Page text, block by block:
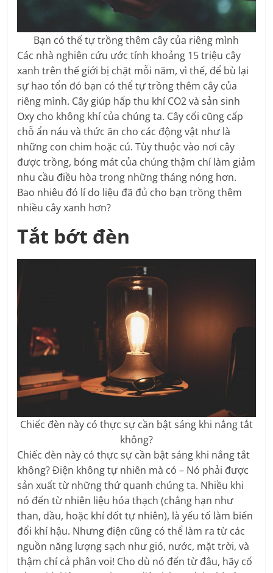
Bạn có thể tự trồng thêm cây của riêng mình
Các nhà nghiên cứu ước tính khoảng 15 triệu cây
xanh trên thế giới bị chặt mỗi năm, vì thế, để bù lại
sự hao tổn đó bạn có thể tự trồng thêm cây của
riêng mình. Cây giúp hấp thu khí CO2 và sản sinh
Oxy cho không khí của chúng ta. Cây cối cũng cấp
chỗ ẩn náu và thức ăn cho các động vật như là
những con chim hoặc cú. Tùy thuộc vào nơi cây
được trồng, bóng mát của chúng thậm chí làm giảm
nhu cầu điều hòa trong những tháng nóng hơn.
Bao nhiêu đó lí do liệu đã đủ cho bạn trồng thêm
nhiều cây xanh hơn?
Tắt bớt đèn
Chiếc đèn này có thực sự cần bật sáng khi nắng tắt
không?
Chiếc đèn này có thực sự cần bật sáng khi nắng tắt
không? Điện không tự nhiên mà có – Nó phải được
sản xuất từ những thứ quanh chúng ta. Nhiều khi
nó đến từ nhiên liệu hóa thạch (chẳng hạn như
than, dầu, hoặc khí đốt tự nhiên), là yếu tố làm biến
đổi khí hậu. Nhưng điện cũng có thể làm ra từ các
nguồn năng lượng sạch như gió, nước, mặt trời, và
thậm chí cả phân voi! Cho dù nó đến từ đâu, hãy cố